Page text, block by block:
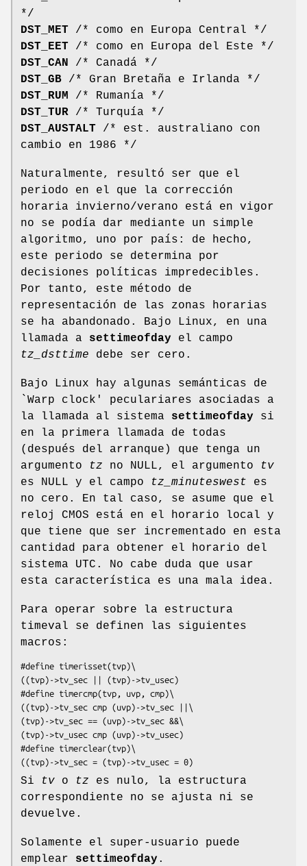
*/
DST_MET /* como en Europa Central */
DST_EET /* como en Europa del Este */
DST_CAN
/* Canadá */
DST_GB /* Gran Bretaña e Irlanda */
DST_RUM
/* Rumanía */
DST_TUR /* Turquía */
DST_AUSTALT /* est. australiano con
cambio en 1986 */
Naturalmente, resultó ser que el
periodo en el que la corrección
horaria invierno/verano está en vigor
no se podía dar mediante un simple
algoritmo, uno por país: de hecho,
este periodo se determina por
decisiones políticas impredecibles.
Por tanto, este método de
representación de las zonas horarias
se ha abandonado. Bajo Linux, en una
llamada a settimeofday el campo
tz_dsttime debe ser cero.
Bajo Linux hay algunas semánticas de
`Warp clock' peculariares asociadas a
la llamada al sistema settimeofday si
en la primera llamada de todas
(después del arranque) que tenga un
argumento
tz no NULL, el argumento
tv
es NULL y el campo
tz_minuteswest es
no cero. En tal caso, se asume que el
reloj CMOS está en el horario local y
que tiene que ser incrementado en esta
cantidad para obtener el horario del
sistema UTC. No cabe duda que usar
esta característica es una mala idea.
Para operar sobre la estructura
timeval se definen las siguientes
macros:
#define timerisset(tvp)\
((tvp)->tv_sec || (tvp)->tv_usec)
#define timercmp(tvp, uvp, cmp)\
((tvp)->tv_sec cmp (uvp)->tv_sec ||\
(tvp)->tv_sec == (uvp)->tv_sec &&\
(tvp)->tv_usec cmp (uvp)->tv_usec)
#define timerclear(tvp)\
((tvp)->tv_sec = (tvp)->tv_usec = 0)
Si tv o tz es nulo, la estructura
correspondiente no se ajusta ni se
devuelve.
Solamente el super-usuario puede
emplear settimeofday .